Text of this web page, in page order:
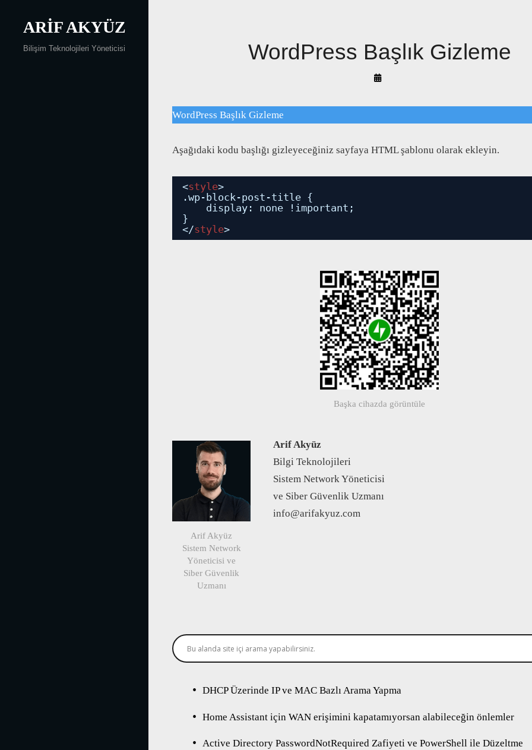
content
ARIF AKYÜZ
Bilişim Teknolojileri Yöneticisi WordPress Başlık Gizleme
By
Akyüz
WordPress Başlık Gizleme
Aşağıdaki kodu başlığı gizleyeceğiniz sayfaya HTML şablonu olarak ekleyin.
<style>
.wp-block-post-title {
display: none !important;
}
</style>
Başka cihazda görüntüle
Arif Akyüz
Sistem Network
Yöneticisi ve
Siber Güvenlik
Uzmanı
Arif Akyüz
Bilgi Teknolojileri
Sistem Network Yöneticisi
ve Siber Güvenlik Uzmanı
info@arifakyuz.com
DHCP Üzerinde IP ve MAC Bazlı Arama Yapma
Home Assistant için WAN erişimini kapatamıyorsan alabileceğin önlemler
Active Directory PasswordNotRequired Zafiyeti ve PowerShell ile Düzeltme